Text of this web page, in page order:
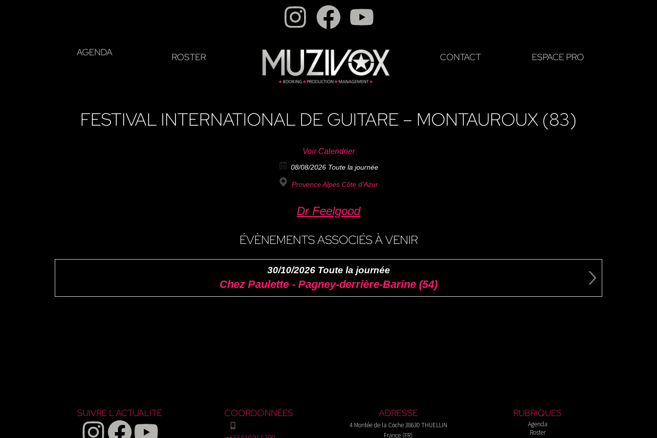
AGENDA ROSTER CONTACT ESPACE PRO
FESTIVAL INTERNATIONAL DE GUITARE – MONTAUROUX (83)
Voir Calendrier
08/08/2026 Toute la journée
Provence Alpes Côte d'Azur
Dr Feelgood
ÉVÈNEMENTS ASSOCIÉS À VENIR
Chez Paulette - Pagney-derrière-Barine (54)
30/10/2026 Toute la journée
SUIVRE L'ACTUALITÉ COORDONNÉES ADRESSE
4 Montée de la Coche 38630 THUELLIN
France (FR)
RUBRIQUES
Agenda
Roster